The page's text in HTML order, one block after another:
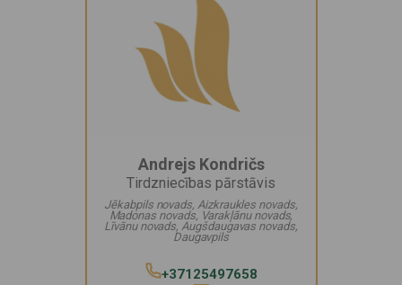
Andrejs Kondričs
Tirdzniecības pārstāvis
Jēkabpils novads, Aizkraukles novads,
Madonas novads, Varakļānu novads,
Līvānu novads, Augšdaugavas novads,
Daugavpils
+37125497658